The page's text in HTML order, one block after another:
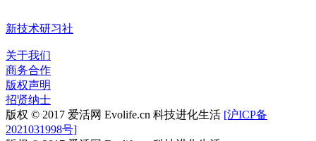
新技术研习社
关于我们
商务合作
版权声明
招贤纳士
版权 © 2017 爱活网 Evolife.cn 科技进化生活 [沪ICP备
2021031998号]